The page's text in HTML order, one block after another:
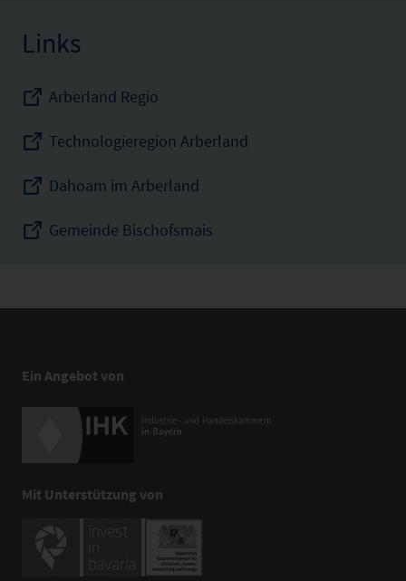
Links
Arberland Regio
Technologieregion Arberland
Dahoam im Arberland
Gemeinde Bischofsmais
Ein Angebot von
Mit Unterstützung von